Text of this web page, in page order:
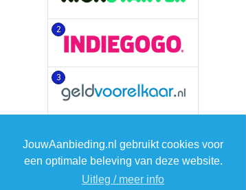
JouwAanbieding.nl gebruikt cookies voor
een optimale beleving van deze website.
Uitleg / meer info
2
3